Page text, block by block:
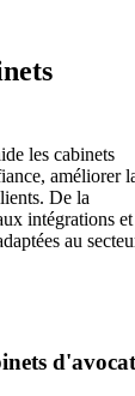
les cabinets
améliorer
De la
intégrations et
au